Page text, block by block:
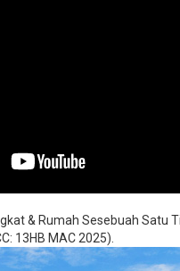
& Rumah Sesebuah Satu
13HB MAC 2025).